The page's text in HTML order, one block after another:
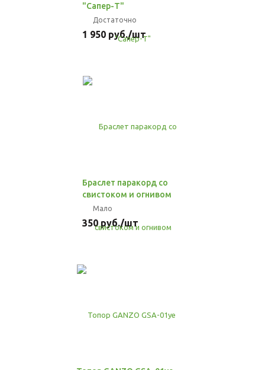
"Сапер-Т"
Достаточно
1 950 руб./шт
Браслет паракорд со
свистоком и огнивом
Мало
350 руб./шт